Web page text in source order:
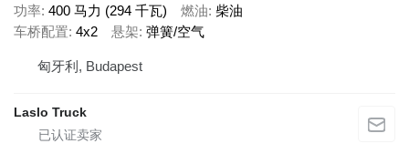
功率 400 马力 (294 千瓦) 燃油 柴油
车桥配置 4x2 悬架 弹簧/空气
匈牙利, Budapest
Laslo Truck